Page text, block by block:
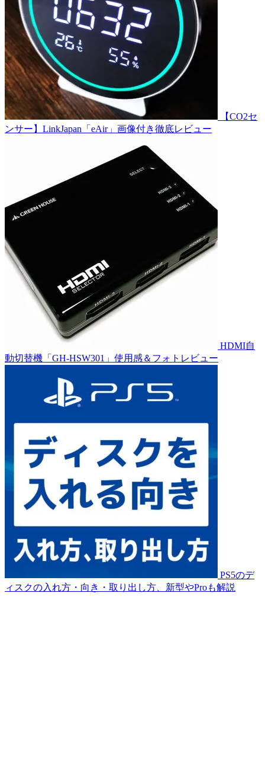
【CO2セ
ンサー】LinkJapan「eAir」画像付き徹底レビュー
HDMI自
動切替機「GH-HSW301」使用感＆フォトレビュー
PS5のデ
ィスクの入れ方・向き・取り出し方、新型やProも解説